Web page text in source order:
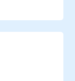
och
icke-linjära